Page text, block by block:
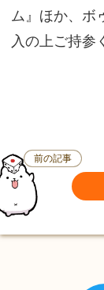
ム』ほか、ボ
入の上ご持参
前の記事